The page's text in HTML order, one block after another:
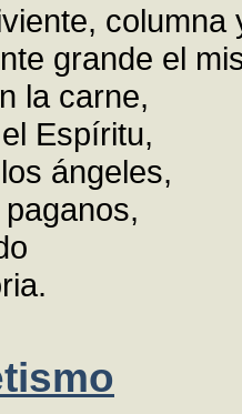
grande el
la carne,
Espíritu,
ángeles,